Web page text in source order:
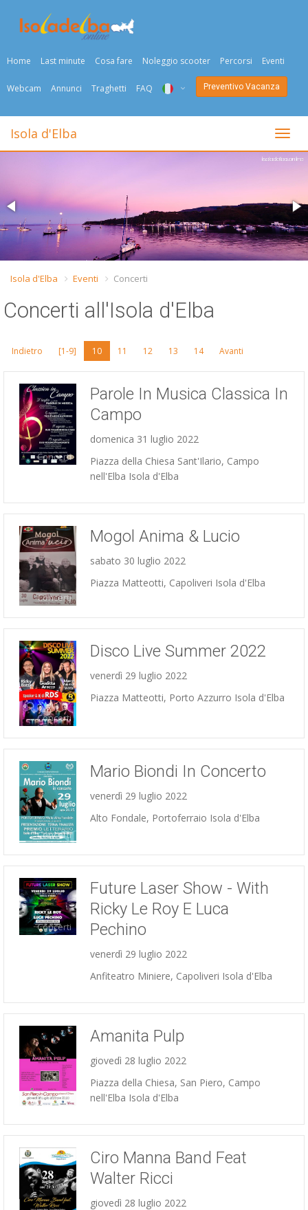
Home Last minute Cosa fare Noleggio scooter Percorsi Eventi
Webcam Annunci Traghetti FAQ
ENG
NED
FRA
SLO
Preventivo Vacanza
Togli
Isola d'Elba
Isola d'Elba Eventi Concerti
Concerti all'Isola d'Elba
Indietro [1-9] 10 11 12 13 14 Avanti
Concerti
Parole In Musica Classica In
Campo
domenica 31 luglio 2022
Piazza della Chiesa Sant'Ilario, Campo
nell'Elba Isola d'Elba
Concerti
Mogol Anima & Lucio
sabato 30 luglio 2022
Piazza Matteotti, Capoliveri Isola d'Elba
Concerti
Disco Live Summer 2022
venerdì 29 luglio 2022
Piazza Matteotti, Porto Azzurro Isola d'Elba
Concerti
Mario Biondi In Concerto
venerdì 29 luglio 2022
Alto Fondale, Portoferraio Isola d'Elba
Concerti
Future Laser Show - With
Ricky Le Roy E Luca
Pechino
venerdì 29 luglio 2022
Anfiteatro Miniere, Capoliveri Isola d'Elba
Concerti
Amanita Pulp
giovedì 28 luglio 2022
Piazza della Chiesa, San Piero, Campo
nell'Elba Isola d'Elba
Ciro Manna Band Feat
Walter Ricci
giovedì 28 luglio 2022